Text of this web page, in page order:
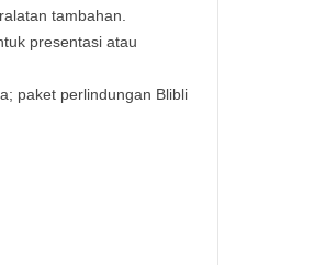
tambahan.
presentasi atau
paket perlindungan Blibli